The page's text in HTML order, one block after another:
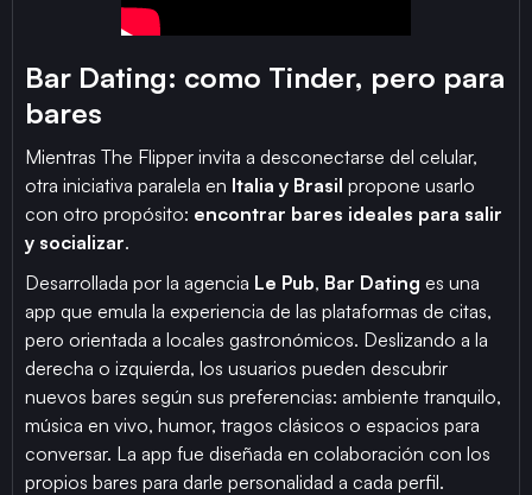
Bar Dating: como Tinder, pero para
bares
Mientras The Flipper invita a desconectarse del celular,
otra iniciativa paralela en Italia y Brasil propone usarlo
con otro propósito: encontrar bares ideales para salir
y socializar.
Desarrollada por la agencia Le Pub, Bar Dating es una
app que emula la experiencia de las plataformas de citas,
pero orientada a locales gastronómicos. Deslizando a la
derecha o izquierda, los usuarios pueden descubrir
nuevos bares según sus preferencias: ambiente tranquilo,
música en vivo, humor, tragos clásicos o espacios para
conversar. La app fue diseñada en colaboración con los
propios bares para darle personalidad a cada perfil.